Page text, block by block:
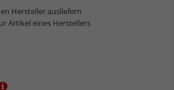
Hersteller ausliefern
Artikel eines Herstellers